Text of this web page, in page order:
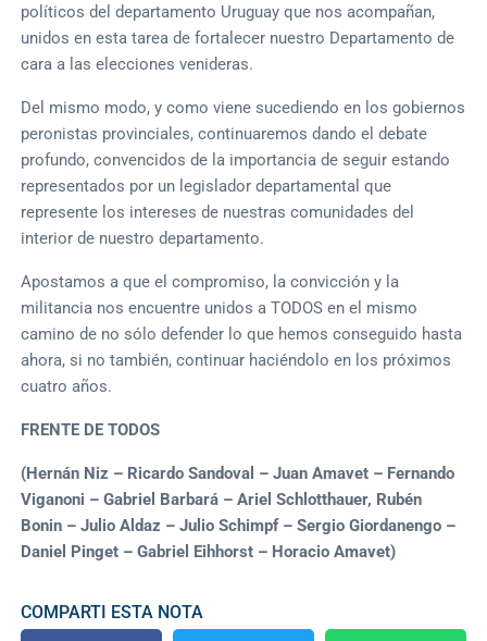
políticos del departamento Uruguay que nos acompañan,
unidos en esta tarea de fortalecer nuestro Departamento de
cara a las elecciones venideras.
Del mismo modo, y como viene sucediendo en los gobiernos
peronistas provinciales, continuaremos dando el debate
profundo, convencidos de la importancia de seguir estando
representados por un legislador departamental que
represente los intereses de nuestras comunidades del
interior de nuestro departamento.
Apostamos a que el compromiso, la convicción y la
militancia nos encuentre unidos a TODOS en el mismo
camino de no sólo defender lo que hemos conseguido hasta
ahora, si no también, continuar haciéndolo en los próximos
cuatro años.
FRENTE DE TODOS
(Hernán Niz – Ricardo Sandoval – Juan Amavet – Fernando
Viganoni – Gabriel Barbará – Ariel Schlotthauer, Rubén
Bonin – Julio Aldaz – Julio Schimpf – Sergio Giordanengo –
Daniel Pinget – Gabriel Eihhorst – Horacio Amavet)
COMPARTI ESTA NOTA